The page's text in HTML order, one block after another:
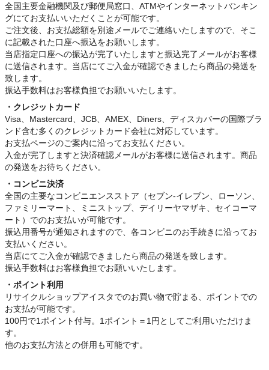
全国主要金融機関及び郵便局窓口、ATMやインターネットバンキン
グにてお支払いいただくことが可能です。
ご注文後、お支払総額を別途メールでご連絡いたしますので、そこ
に記載された口座へ振込をお願いします。
当店指定口座への振込が完了いたしますと振込完了メールがお客様
に送信されます。当店にてご入金が確認できましたら商品の発送を
致します。
振込手数料はお客様負担でお願いいたします。
・クレジットカード
Visa、Mastercard、JCB、AMEX、Diners、ディスカバーの国際ブラ
ンド含む多くのクレジットカード会社に対応しています。
お支払ページのご案内に沿ってお支払ください。
入金が完了しますと決済確認メールがお客様に送信されます。商品
の発送をお待ちください。
・コンビニ決済
全国の主要なコンビニエンスストア（セブン-イレブン、ローソン、
ファミリーマート、ミニストップ、デイリーヤマザキ、セイコーマ
ート）でのお支払いが可能です。
振込用番号が通知されますので、各コンビニのお手続きに沿ってお
支払いください。
当店にてご入金が確認できましたら商品の発送を致します。
振込手数料はお客様負担でお願いいたします。
・ポイント利用
リサイクルショップアイスタでのお買い物で貯まる、ポイントでの
お支払が可能です。
100円で1ポイント付与。1ポイント＝1円としてご利用いただけま
す。
他のお支払方法との併用も可能です。